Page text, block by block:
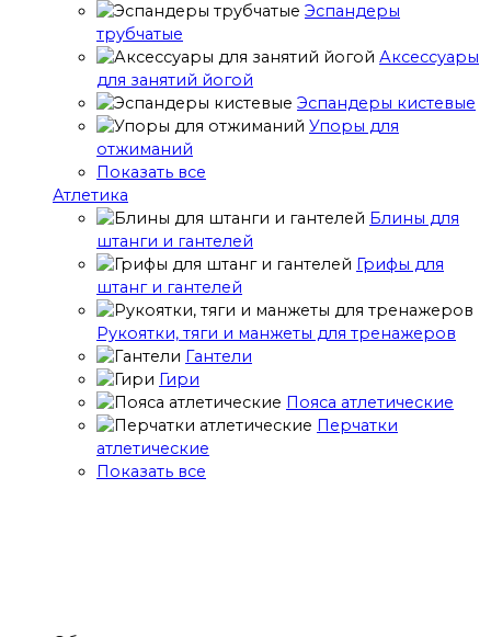
Эспандеры
трубчатые
Аксессуары
для занятий йогой
Эспандеры кистевые
Упоры для
отжиманий
Показать все
Атлетика
Блины для
штанги и гантелей
Грифы для
штанг и гантелей
Рукоятки, тяги и манжеты для тренажеров
Гантели
Гири
Пояса атлетические
Перчатки
атлетические
Показать все